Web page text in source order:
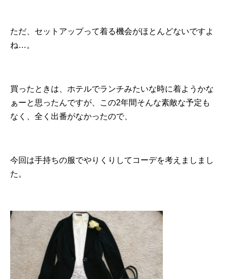
ただ、セットアップって着る機会がほとんどないですよ
ね…。
買ったときは、ホテルでランチみたいな時に着ようかな
ぁーと思ったんですが、この2年間そんな素敵な予定も
なく、全く出番がなかったので、
今回は手持ちの服でやりくりしてコーデを考えましまし
た。